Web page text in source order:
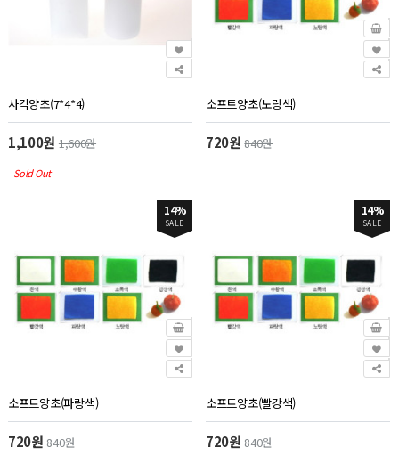
사각양초(7*4*4)
1,100원 1,600원
Sold Out
소프트양초(노랑색)
720원840원
14%
SALE
소프트양초(파랑색)
720원840원
14%
SALE
소프트양초(빨강색)
720원840원